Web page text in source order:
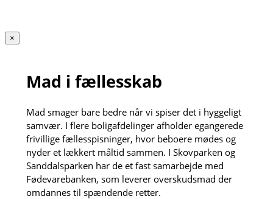
×
Mad i fællesskab
Mad smager bare bedre når vi spiser det i hyggeligt
samvær. I flere boligafdelinger afholder egangerede
frivillige fællesspisninger, hvor beboere mødes og
nyder et lækkert måltid sammen. I Skovparken og
Sanddalsparken har de et fast samarbejde med
Fødevarebanken, som leverer overskudsmad der
omdannes til spændende retter.